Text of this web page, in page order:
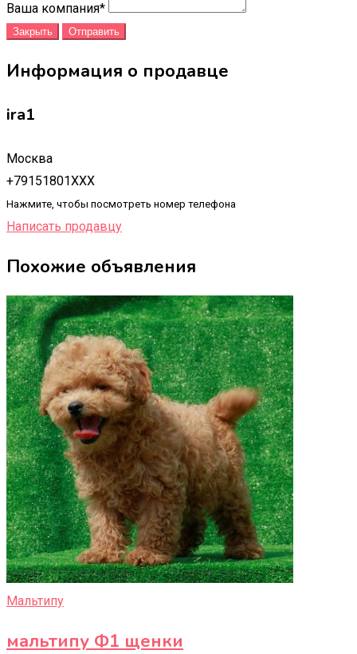
Ваша компания*
Закрыть Отправить
Информация о продавце
ira1
Москва
+79151801XXX
Нажмите, чтобы посмотреть номер телефона
Написать продавцу
Похожие объявления
Мальтипу
мальтипу Ф1 щенки